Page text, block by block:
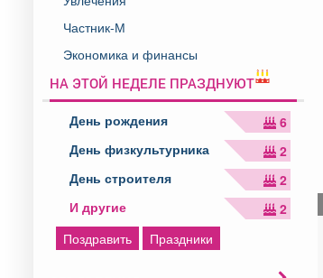
Частник-М
Экономика и финансы
НА ЭТОЙ НЕДЕЛЕ ПРАЗДНУЮТ
День рождения
6
День физкультурника
2
День строителя
2
И другие
2
Поздравить
Праздники